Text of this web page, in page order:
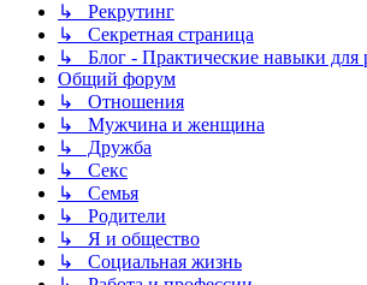
↳ Рекрутинг
↳ Секретная страница
↳ Блог - Практические навыки для
Общий форум
↳ Отношения
↳ Мужчина и женщина
↳ Дружба
↳ Секс
↳ Семья
↳ Родители
↳ Я и общество
↳ Социальная жизнь